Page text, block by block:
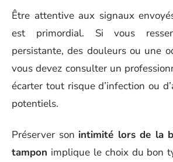
Être attentive aux signaux
est primordial. Si vous
persistante, des douleurs ou une
vous devez consulter un
écarter tout risque d’infection ou
potentiels.
Préserver son intimité lors de la
tampon implique le choix du bon